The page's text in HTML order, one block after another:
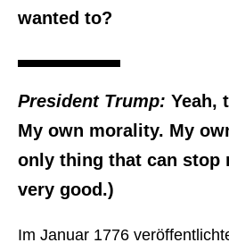
wanted to?
President Trump: Yeah,
My own morality. My
only thing that can stop
very good.)
Im Januar 1776